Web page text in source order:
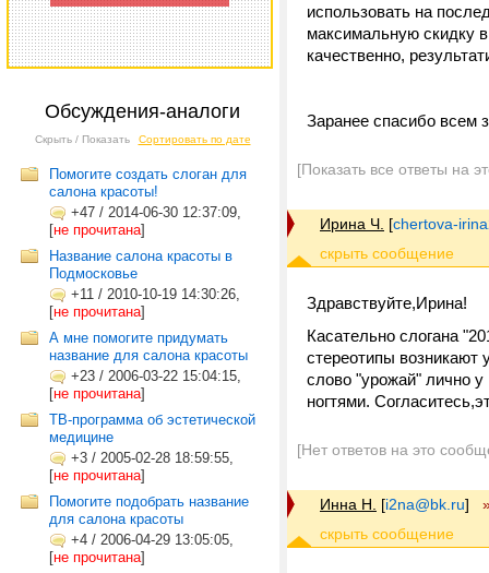
Обсуждения-аналоги
Скрыть / Показать Сортировать по дате
Помогите создать слоган для
салона красоты!
+47 / 2014-06-30 12:37:09,
[не прочитана]
Название салона красоты в
Подмосковье
+11 / 2010-10-19 14:30:26,
[не прочитана]
А мне помогите придумать
название для салона красоты
+23 / 2006-03-22 15:04:15,
[не прочитана]
ТВ-программа об эстетической
медицине
+3 / 2005-02-28 18:59:55,
[не прочитана]
Помогите подобрать название
для салона красоты
+4 / 2006-04-29 13:05:05,
[не прочитана]
использовать на
максимальную скидку
качественно,
Заранее спасибо всем
[Показать все ответы на
Ирина Ч. [chertova-
Здравствуйте,Ирина!
Касательно слогана "
стереотипы возникают
слово "урожай" лично
ногтями.
[Нет ответов на это
Инна Н. [i2na@bk.ru]